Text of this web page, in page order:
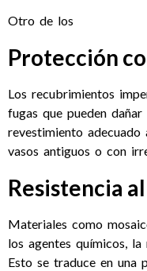
Otro de los
Protección
Los recubrimientos
fugas que pueden
revestimiento adecuado
vasos antiguos o con
Resistencia
Materiales como
los agentes químicos,
Esto se traduce en una